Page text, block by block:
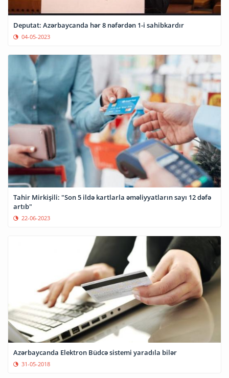
Deputat: Azərbaycanda hər 8 nəfərdən 1-i sahibkardır
04-05-2023
Tahir Mirkişili: "Son 5 ildə kartlarla əməliyyatların sayı 12 dəfə
artıb"
22-06-2023
Azərbaycanda Elektron Büdcə sistemi yaradıla bilər
31-05-2018